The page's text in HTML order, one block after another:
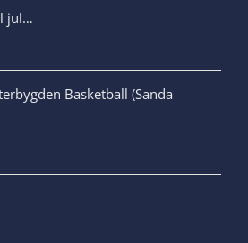
jul…
Basketball (Sanda